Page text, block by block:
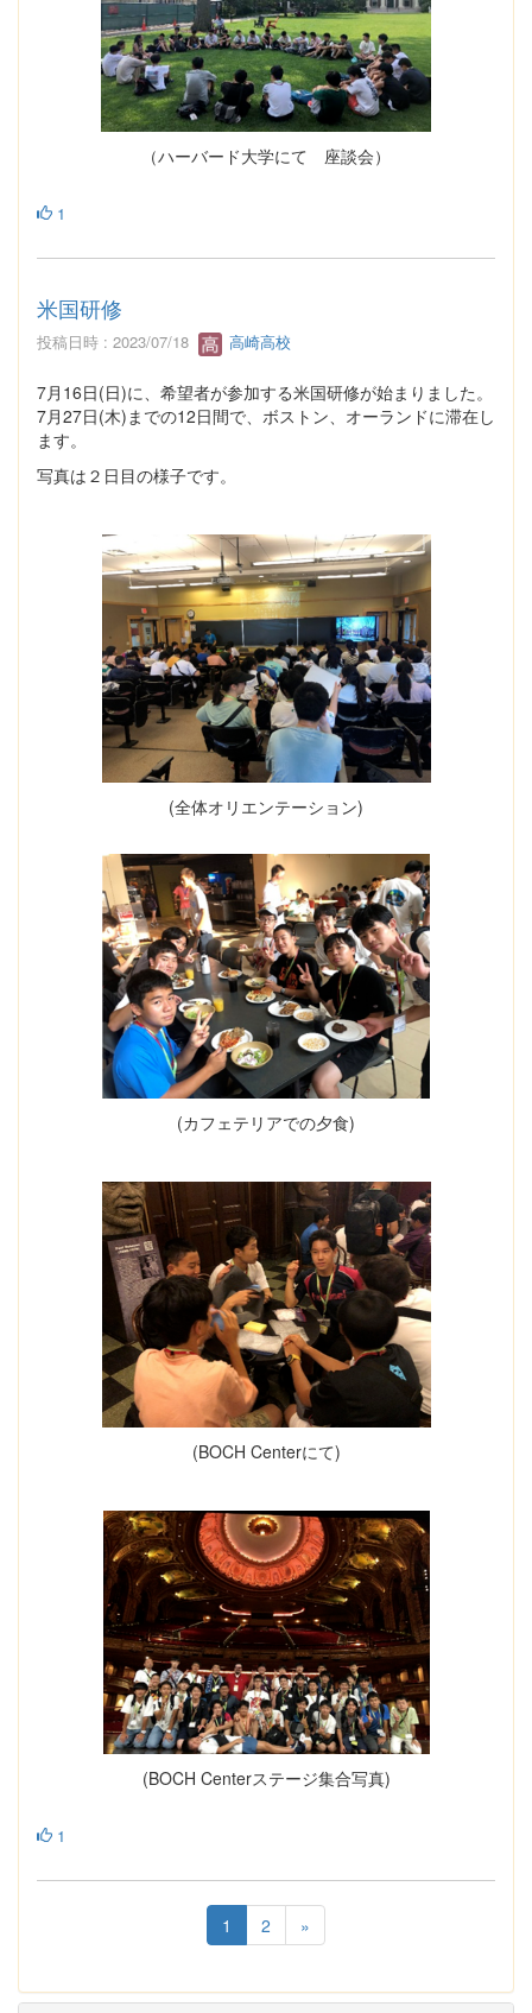
（ハーバード大学にて 座談会）
1
米国研修
投稿日時 : 2023/07/18 高崎高校
7月16日(日)に、希望者が参加する米国研修が始まりました。
7月27日(木)までの12日間で、ボストン、オーランドに滞在し
ます。
写真は２日目の様子です。
(全体オリエンテーション)
(カフェテリアでの夕食)
(BOCH Centerにて)
(BOCH Centerステージ集合写真)
1
1 2 »